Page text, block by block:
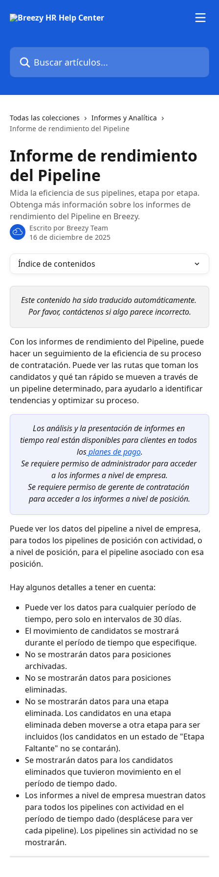
Buscar artículos...
Todas las colecciones
Informes y Analítica
Informe de rendimiento del Pipeline
Informe de rendimiento
del Pipeline
Mida la eficiencia de sus pipelines, etapa por etapa.
Obtenga más información sobre los informes de
rendimiento del Pipeline en Breezy.
Escrito por Breezy Team
16 de diciembre de 2025
Índice de contenidos
Este contenido ha sido traducido automáticamente.
Por favor, contáctenos si algo parece incorrecto.
Con los informes de rendimiento del Pipeline, puede
hacer un seguimiento de la eficiencia de su proceso
de contratación. Puede ver las rutas que toman los
candidatos y qué tan rápido se mueven a través de
un pipeline determinado, para ayudarlo a identificar
tendencias y optimizar su proceso.
Los análisis y la presentación de informes en
tiempo real están disponibles para clientes en todos
los planes de pago.
Se requiere permiso de administrador para acceder
a los informes a nivel de empresa.
Se requiere permiso de gerente de contratación
para acceder a los informes a nivel de posición.
Puede ver los datos del pipeline a nivel de empresa,
para todos los pipelines de posición con actividad, o
a nivel de posición, para el pipeline asociado con esa
posición.
Hay algunos detalles a tener en cuenta:
Puede ver los datos para cualquier período de
tiempo, pero solo en intervalos de 30 días.
El movimiento de candidatos se mostrará
durante el período de tiempo que especifique.
No se mostrarán datos para posiciones
archivadas.
No se mostrarán datos para posiciones
eliminadas.
No se mostrarán datos para una etapa
eliminada. Los candidatos en una etapa
eliminada deben moverse a otra etapa para ser
incluidos (los candidatos en un estado de "Etapa
Faltante" no se contarán).
Se mostrarán datos para los candidatos
eliminados que tuvieron movimiento en el
período de tiempo dado.
Los informes a nivel de empresa muestran datos
para todos los pipelines con actividad en el
período de tiempo dado (desplácese para ver
cada pipeline). Los pipelines sin actividad no se
mostrarán.